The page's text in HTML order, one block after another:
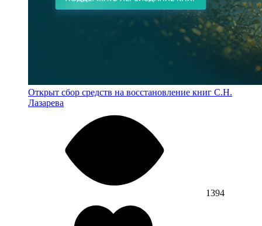
Открыт сбор средств на восстановление книг С.Н.
Лазарева
1394